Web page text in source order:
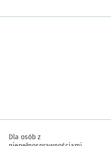
Dla osób z